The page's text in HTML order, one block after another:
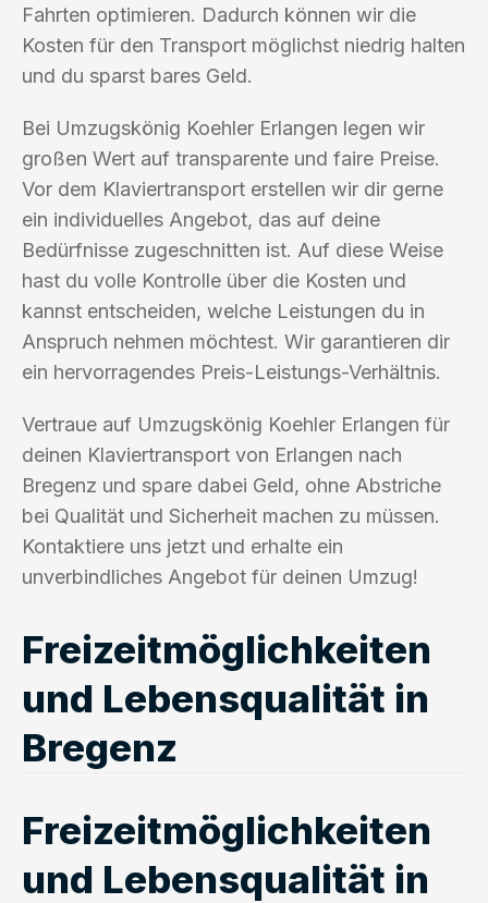
Fahrten optimieren. Dadurch können wir die
Kosten für den Transport möglichst niedrig halten
und du sparst bares Geld.
Bei Umzugskönig Koehler Erlangen legen wir
großen Wert auf transparente und faire Preise.
Vor dem Klaviertransport erstellen wir dir gerne
ein individuelles Angebot, das auf deine
Bedürfnisse zugeschnitten ist. Auf diese Weise
hast du volle Kontrolle über die Kosten und
kannst entscheiden, welche Leistungen du in
Anspruch nehmen möchtest. Wir garantieren dir
ein hervorragendes Preis-Leistungs-Verhältnis.
Vertraue auf Umzugskönig Koehler Erlangen für
deinen Klaviertransport von Erlangen nach
Bregenz und spare dabei Geld, ohne Abstriche
bei Qualität und Sicherheit machen zu müssen.
Kontaktiere uns jetzt und erhalte ein
unverbindliches Angebot für deinen Umzug!
Freizeitmöglichkeiten
und Lebensqualität in
Bregenz
Freizeitmöglichkeiten
und Lebensqualität in